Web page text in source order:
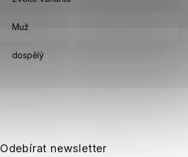
Muž
dospělý
Odebírat newsletter